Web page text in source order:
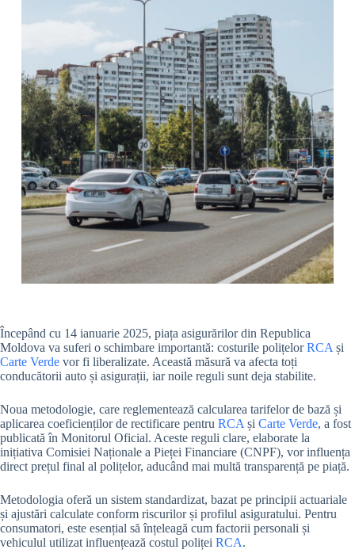
Începând cu 14 ianuarie 2025, piața asigurărilor din Republica
Moldova va suferi o schimbare importantă: costurile polițelorRCA și
Carte Verde vor fi liberalizate. Această măsură va afecta toți
conducătorii auto și asigurații, iar noile reguli sunt deja stabilite.
Noua metodologie, care reglementează calcularea tarifelor de bază și
aplicarea coeficienților de rectificare pentru RCA și Carte Verde, a fost
publicată în Monitorul Oficial. Aceste reguli clare, elaborate la
inițiativa Comisiei Naționale a Pieței Financiare (CNPF), vor influența
direct prețul final al polițelor, aducând mai multă transparență pe piață.
Metodologia oferă un sistem standardizat, bazat pe principii actuariale
și ajustări calculate conform riscurilor și profilul asiguratului. Pentru
consumatori, este esențial să înțeleagă cum factorii personali și
vehiculul utilizat influențează costul poliței RCA.